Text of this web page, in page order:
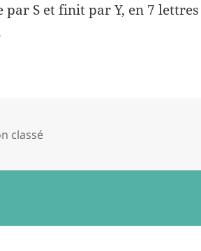
par S et finit par Y, en 7
classé